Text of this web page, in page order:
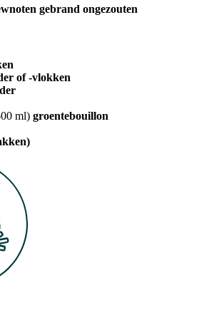
gebrand ongezouten
of -vlokken
ml) groentebouillon